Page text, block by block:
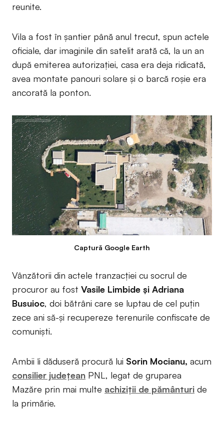
reunite.
Vila a fost în șantier până anul trecut, spun actele
oficiale, dar imaginile din satelit arată că, la un an
după emiterea autorizației, casa era deja ridicată,
avea montate panouri solare și o barcă roșie era
ancorată la ponton.
Captură Google Earth
Vânzătorii din actele tranzacției cu socrul de
procuror au fost Vasile Limbide și Adriana
Busuioc, doi bătrâni care se luptau de cel puțin
zece ani să-și recupereze terenurile confiscate de
comuniști.
Ambii îi dăduseră procură lui Sorin Mocianu, acum
consilier județean PNL, legat de gruparea
Mazăre prin mai multe achiziții de pământuri de
la primărie.